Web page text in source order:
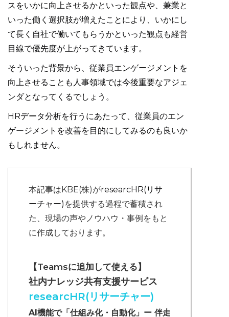
スをいかに向上させるかといった観点や、兼業と
いった働く選択肢が増えたことにより、いかにし
て長く自社で働いてもらうかといった観点も経営
目線で優先度が上がってきています。
そういった背景から、従業員エンゲージメントを
向上させることも人事領域では今後重要なアジェ
ンダとなってくるでしょう。
HRデータ分析を行うにあたって、従業員のエン
ゲージメントを改善を目的にしてみるのも良いか
もしれません。
本記事はKBE(株)がresearcHR(リサ
ーチャー) を提供する過程で蓄積され
た、現場の声やノウハウ・事例をもと
に作成しております。
【Teamsに追加して使える】
社内ナレッジ共有支援サービス
researcHR(リサーチャー)
AI機能で「仕組み化・自動化」ー 伴走